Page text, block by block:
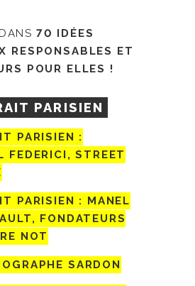
DANS 70 IDÉES
RESPONSABLES ET
POUR ELLES !
PARISIEN
PARISIEN :
FEDERICI, STREET
PARISIEN : MANEL
FONDATEURS
NOT
SARDON